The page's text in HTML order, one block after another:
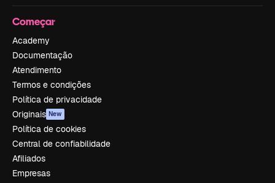
Começar
Academy
Documentação
Atendimento
Termos e condições
Política de privacidade
Originais New
Política de cookies
Central de confiabilidade
Afiliados
Empresas